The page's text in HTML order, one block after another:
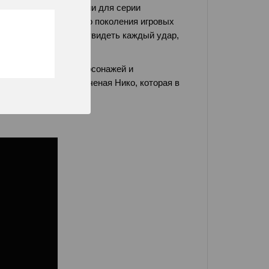
и традиционными для серии
с нуля для текущего поколения игровых
- вы сможете увидеть каждый удар,
фанатам персонажей и
Диего и молодая ученая Нико, которая в